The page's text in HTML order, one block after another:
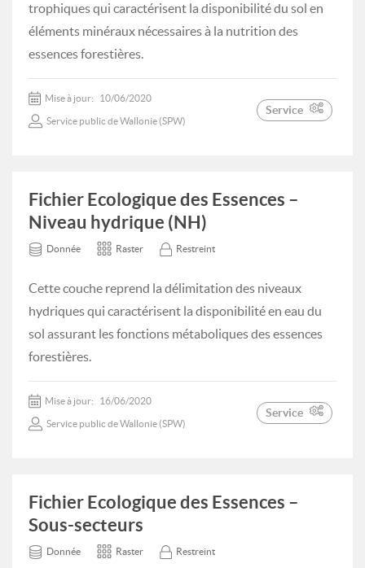
trophiques qui caractérisent la disponibilité du sol en
éléments minéraux nécessaires à la nutrition des
essences forestières.
Mise à jour: 10/06/2020
Service public de Wallonie (SPW)
Service
Fichier Ecologique des Essences –
Niveau hydrique (NH)
Donnée Raster Restreint
Cette couche reprend la délimitation des niveaux
hydriques qui caractérisent la disponibilité en eau du
sol assurant les fonctions métaboliques des essences
forestières.
Mise à jour: 16/06/2020
Service public de Wallonie (SPW)
Service
Fichier Ecologique des Essences –
Sous-secteurs
Donnée Raster Restreint